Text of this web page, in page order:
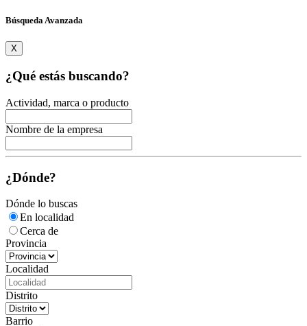
Búsqueda Avanzada
X
¿Qué estás buscando?
Actividad, marca o producto
Nombre de la empresa
¿Dónde?
Dónde lo buscas
En localidad
Cerca de
Provincia
Localidad
Distrito
Barrio